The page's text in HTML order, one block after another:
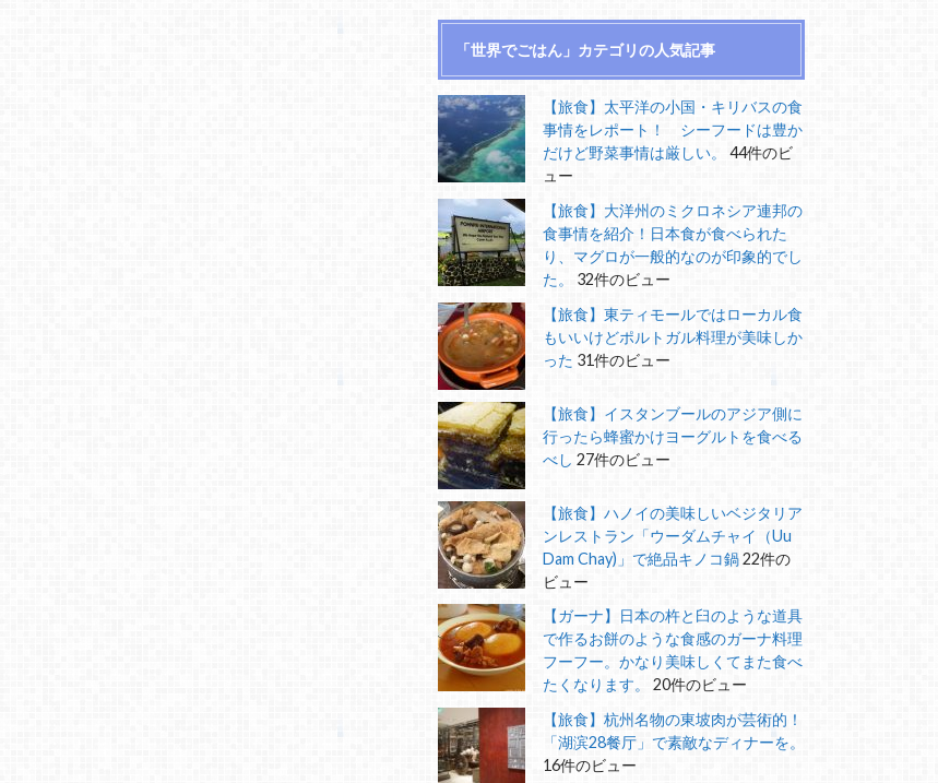
「世界でごはん」カテゴリの人気記事
【旅食】太平洋の小国・キリバスの食
事情をレポート！ シーフードは豊か
だけど野菜事情は厳しい。
44件のビ
ュー
【旅食】大洋州のミクロネシア連邦の
食事情を紹介！日本食が食べられた
り、マグロが一般的なのが印象的でし
た。
32件のビュー
【旅食】東ティモールではローカル食
もいいけどポルトガル料理が美味しか
った 31件のビュー
【旅食】イスタンブールのアジア側に
行ったら蜂蜜かけヨーグルトを食べる
べし 27件のビュー
【旅食】ハノイの美味しいベジタリア
ンレストラン「ウーダムチャイ（Uu
Dam Chay)」で絶品キノコ鍋22件の
ビュー
【ガーナ】日本の杵と臼のような道具
で作るお餅のような食感のガーナ料理
フーフー。かなり美味しくてまた食べ
たくなります。
20件のビュー
【旅食】杭州名物の東坡肉が芸術的！
「湖滨28餐厅」で素敵なディナーを。
16件のビュー